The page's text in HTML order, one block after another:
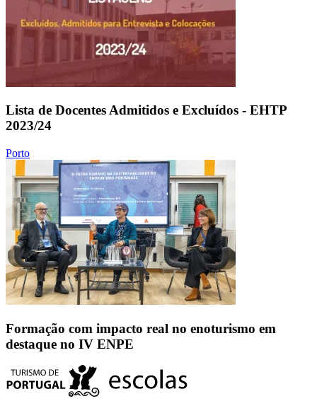
Lista de Docentes Admitidos e Excluídos - EHTP
2023/24
Porto
Formação com impacto real no enoturismo em
destaque no IV ENPE